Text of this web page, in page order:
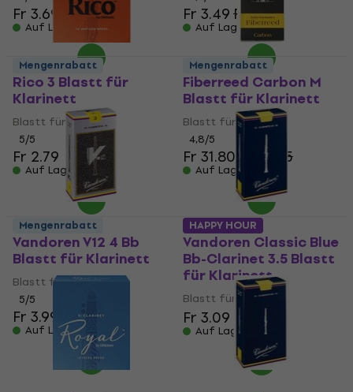
Fr 3.69
Auf Lager
Fr 3.49Fr 3.61
Auf Lager
Rico 3 Blastt für
Klarinett
Blastt für Klarinett
5/5
Fr 2.79
Auf Lager
Fiberreed Carbon M
Blastt für Klarinett
Blastt für Klarinett
4,8/5
Fr 31.80 Fr 32.75
Auf Lager
Mengenrabatt
Vandoren V12 4 Bb
Blastt für Klarinett
Blastt für Klarinett
5/5
Fr 3.99
Auf Lager
Mengenrabatt
Vandoren Classic Blue
Bb-Clarinet 3.5 Blastt
für Klarinett
Blastt für Klarinett
Fr 3.09
Auf Lager
Mengenrabatt HAPPY HOUR